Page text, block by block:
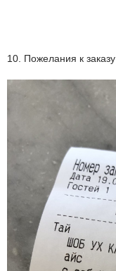
10. Пожелания к заказу